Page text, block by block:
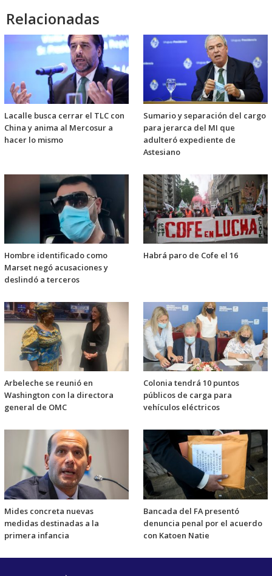
Relacionadas
Lacalle busca cerrar el TLC con
China y anima al Mercosur a
hacer lo mismo
Sumario y separación del cargo
para jerarca del MI que
adulteró expediente de
Astesiano
Hombre identificado como
Marset negó acusaciones y
deslindó a terceros
Habrá paro de Cofe el 16
Arbeleche se reunió en
Washington con la directora
general de OMC
Colonia tendrá 10 puntos
públicos de carga para
vehículos eléctricos
Mides concreta nuevas
medidas destinadas a la
primera infancia
Bancada del FA presentó
denuncia penal por el acuerdo
con Katoen Natie